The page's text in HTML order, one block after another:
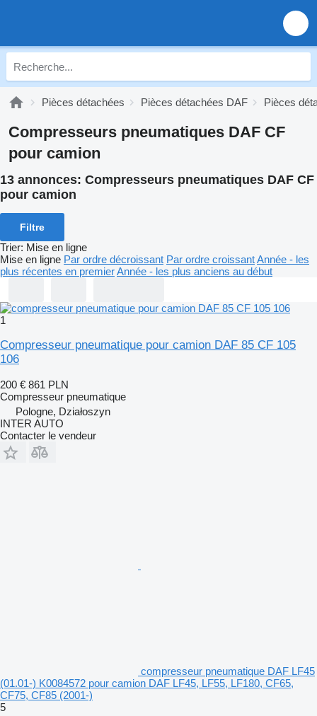
Pièces détachées Pièces détachées DAF Pièces
Compresseurs pneumatiques DAF CF
pour camion
13 annonces: Compresseurs pneumatiques DAF CF
pour camion
Filtre
Trier: Mise en ligne
Mise en ligne Par ordre décroissant Par ordre croissantAnnée - les
plus récentes en premierAnnée - les plus anciens au début
1
Compresseur pneumatique pour camion DAF 85 CF 105
106
200 € 861 PLN
Compresseur pneumatique
Pologne, Działoszyn
INTER AUTO
Contacter le vendeur
compresseur pneumatique DAF LF45
(01.01-) K0084572 pour camion DAF LF45, LF55, LF180, CF65,
CF75, CF85 (2001-)
5